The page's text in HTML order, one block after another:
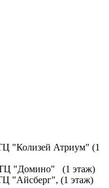
Атриум" (1
"Домино" (1 этаж)
(1 этаж)